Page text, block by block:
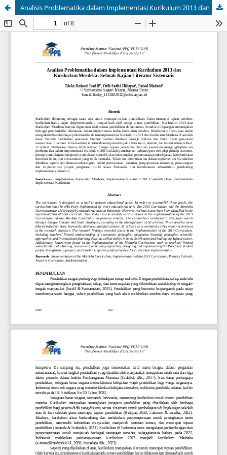
Analisis Problematika dalam Implementasi Kurikulum 2013 dan Kurikulum Merdeka: Sebuah Kajian Literatur Sistematis